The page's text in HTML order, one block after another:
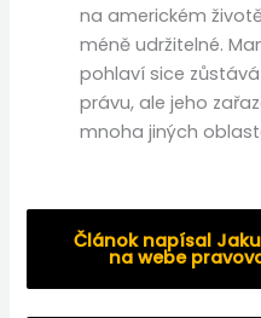
na americkém
méně udržitelné.
pohlaví sice
právu, ale jeho
mnoha jiných
Článok napísal
na webe